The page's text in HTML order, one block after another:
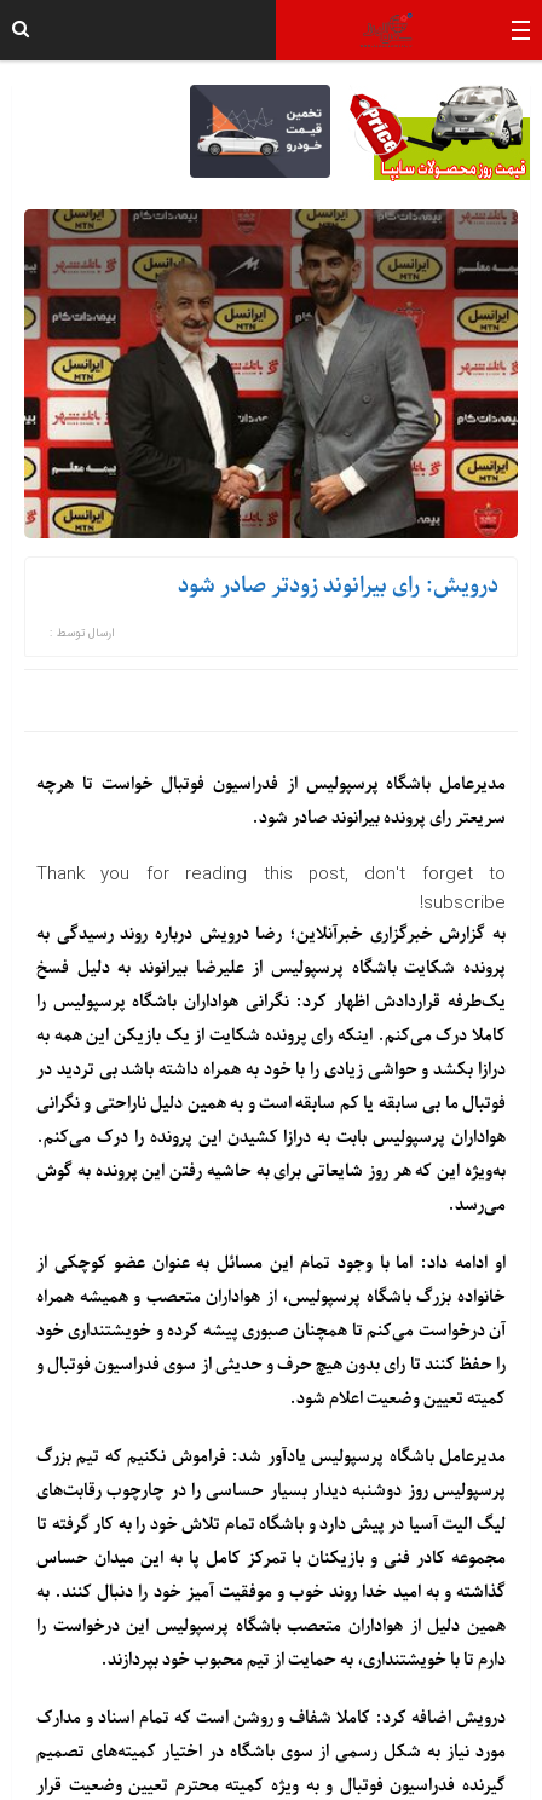
درویش: رای بیرانوند زودتر صادر شود
ارسال توسط :
مدیرعامل باشگاه پرسپولیس از فدراسیون فوتبال خواست تا هرچه
سریعتر رای پرونده بیرانوند صادر شود.
Thank you for reading this post, don't forget to
subscribe!
به گزارش خبرگزاری خبرآنلاین؛ رضا درویش درباره روند رسیدگی به
پرونده شکایت باشگاه پرسپولیس از علیرضا بیرانوند به دلیل فسخ
یک‌طرفه قراردادش اظهار کرد: نگرانی هواداران باشگاه پرسپولیس را
کاملا درک می‌کنم. اینکه رای پرونده شکایت از یک بازیکن این همه به
درازا بکشد و حواشی زیادی را با خود به همراه داشته باشد بی‌ تردید در
فوتبال ما بی سابقه یا کم سابقه است و به همین دلیل ناراحتی و نگرانی
هواداران پرسپولیس بابت به درازا کشیدن این پرونده را درک می‌کنم.
به‌ویژه این که هر روز شایعاتی برای به حاشیه رفتن این پرونده به گوش
می‌رسد.
او ادامه داد: اما با وجود تمام این مسائل به عنوان عضو کوچکی از
خانواده بزرگ باشگاه پرسپولیس، از هواداران متعصب و همیشه همراه
آن درخواست می‌کنم تا همچنان صبوری پیشه کرده و خویشتنداری خود
را حفظ کنند تا رای بدون هیچ حرف و حدیثی از سوی فدراسیون فوتبال و
کمیته تعیین وضعیت اعلام شود.
مدیرعامل باشگاه پرسپولیس یادآور شد: فراموش نکنیم که تیم بزرگ
پرسپولیس روز دوشنبه دیدار بسیار حساسی را در چارچوب رقابت‌های
لیگ الیت آسیا در پیش دارد و باشگاه تمام تلاش خود را به کار گرفته تا
مجموعه کادر فنی و بازیکنان با تمرکز کامل پا به این میدان حساس
گذاشته و به امید خدا روند خوب و موفقیت آمیز خود را دنبال کنند. به
همین دلیل از هواداران متعصب باشگاه پرسپولیس این درخواست را
دارم تا با خویشتنداری، به حمایت از تیم محبوب خود بپردازند.
درویش اضافه کرد: کاملا شفاف و روشن است که تمام اسناد و مدارک
مورد نیاز به شکل رسمی از سوی باشگاه در اختیار کمیته‌های تصمیم
گیرنده فدراسیون فوتبال و به ویژه کمیته محترم تعیین وضعیت قرار